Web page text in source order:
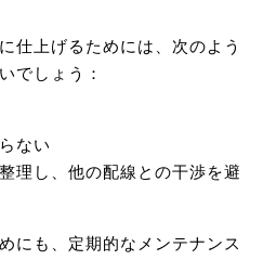
仕上げるためには、次のよう
でしょう：
ない
理し、他の配線との干渉を避
にも、定期的なメンテナンス